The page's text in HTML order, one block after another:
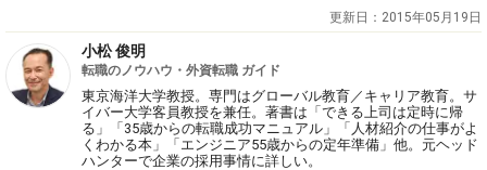
更新日： 2015年05月19日
小松 俊明
転職のノウハウ・外資転職 ガイド
東京海洋大学教授。専門はグローバル教育／キャリア教育。サ
イバー大学客員教授を兼任。著書は「できる上司は定時に帰
る」「35歳からの転職成功マニュアル」「人材紹介の仕事がよ
くわかる本」「エンジニア55歳からの定年準備」他。元ヘッド
ハンターで企業の採用事情に詳しい。